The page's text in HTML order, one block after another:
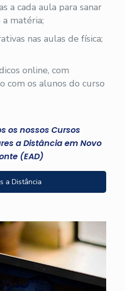
a cada aula para sanar
matéria;
nas aulas de física;
online, com
com os alunos do curso
os nossos Cursos
a Distância em Novo
(EAD)
a Distância